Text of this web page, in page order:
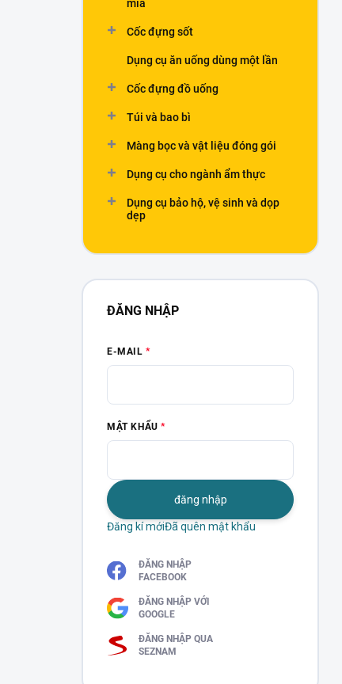
mía
Cốc đựng sốt
Dụng cụ ăn uống dùng một lần
Cốc đựng đồ uống
Túi và bao bì
Màng bọc và vật liệu đóng gói
Dụng cụ cho ngành ẩm thực
Dụng cụ bảo hộ, vệ sinh và dọp
dẹp
ĐĂNG NHẬP
E-MAIL
MẬT KHẨU
đăng nhập
Đăng kí mớiĐã quên mật khẩu
ĐĂNG NHẬP
FACEBOOK
ĐĂNG NHẬP VỚI
GOOGLE
ĐĂNG NHẬP QUA
SEZNAM